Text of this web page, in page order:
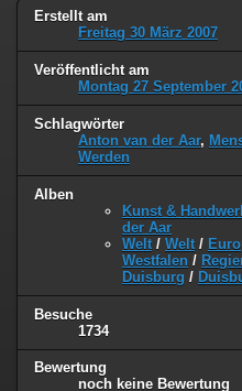
Erstellt am
Freitag 30 März 2007
Veröffentlicht am
Montag 27 September
Schlagwörter
Anton van der Aar,
Werden
Alben
Kunst &
der Aar
Welt / Welt /
Westfalen /
Duisburg /
Besuche
1734
Bewertung
noch keine Bewertung